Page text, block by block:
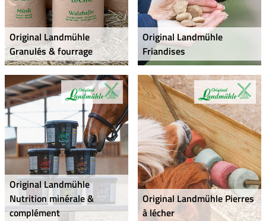
Original Landmühle
Granulés & fourrage
Original Landmühle
Friandises
Original Landmühle
Nutrition minérale &
complément
Original Landmühle Pierres
à lécher